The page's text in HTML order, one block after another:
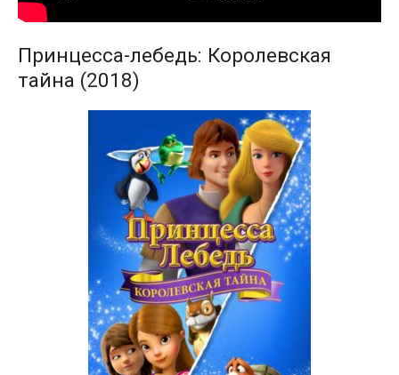
Принцесса-лебедь: Королевская
тайна (2018)